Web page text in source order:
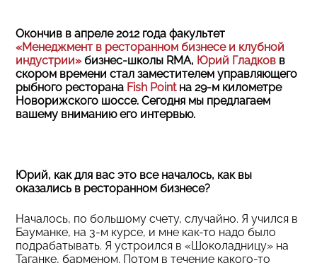
Окончив в апреле 2012 года факультет
«Менеджмент в ресторанном бизнесе и клубной
индустрии»бизнес-школы RMA, Юрий Гладков в
скором времени стал заместителем управляющего
рыбного ресторана Fish Point на 29-м километре
Новорижского шоссе. Сегодня мы предлагаем
вашему вниманию его интервью.
Юрий, как для вас это все началось, как вы
оказались в ресторанном бизнесе?
Началось, по большому счету, случайно. Я учился в
Бауманке, на 3-м курсе, и мне как-то надо было
подрабатывать. Я устроился в «Шоколадницу» на
Таганке, барменом. Потом в течение какого-то